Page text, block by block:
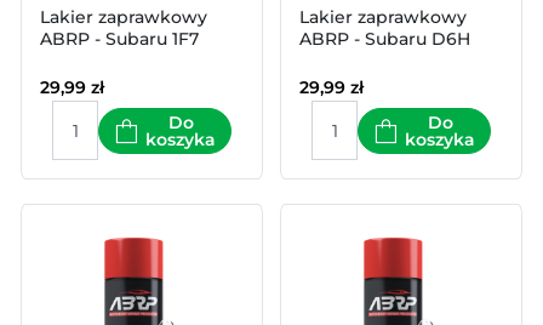
Lakier zaprawkowy
ABRP - Subaru 1F7
29,99 zł
Do
koszyka
Lakier zaprawkowy
ABRP - Subaru D6H
29,99 zł
Do
koszyka